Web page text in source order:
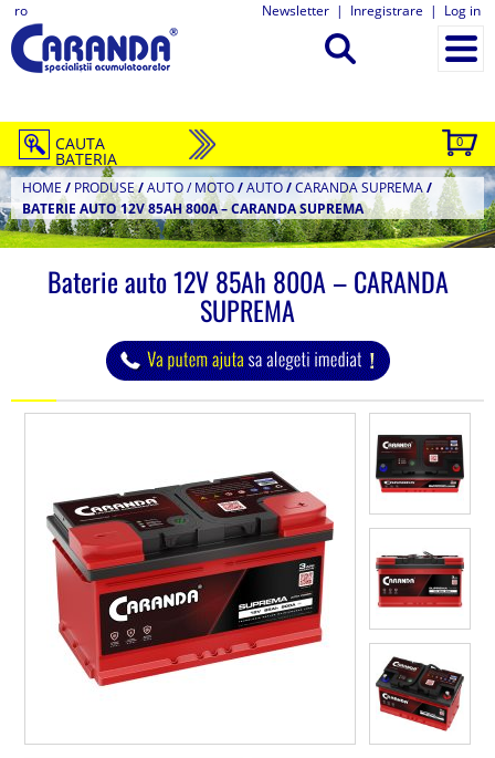
ro Newsletter | Inregistrare | Log in
0
CAUTA
BATERIA
HOME / PRODUSE/AUTO / MOTO/AUTO/CARANDA SUPREMA/
BATERIE AUTO 12V 85AH 800A – CARANDA SUPREMA
Baterie auto 12V 85Ah 800A – CARANDA
SUPREMA